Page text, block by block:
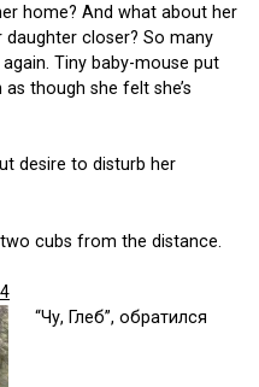
home? And what about her
daughter closer? So many
Tiny baby-mouse put
though she felt she’s
desire to disturb her
cubs from the distance.
“Чу, Глеб”, обратился